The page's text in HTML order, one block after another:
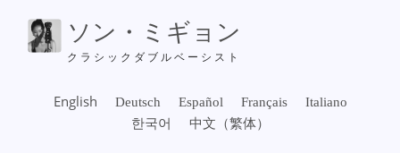
ソン・ミギョン
クラシックダブルベーシスト
English Deutsch Español Français
Italiano
한국어
中文（繁体）